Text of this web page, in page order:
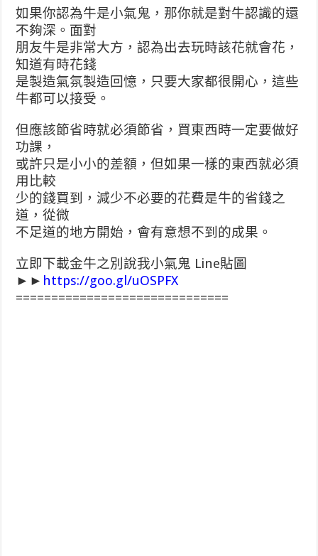
如果你認為牛是小氣鬼，那你就是對牛認識的還
不夠深。面對
朋友牛是非常大方，認為出去玩時該花就會花，
知道有時花錢
是製造氣氛製造回憶，只要大家都很開心，這些
牛都可以接受。
但應該節省時就必須節省，買東西時一定要做好
功課，
或許只是小小的差額，但如果一樣的東西就必須
用比較
少的錢買到，減少不必要的花費是牛的省錢之
道，從微
不足道的地方開始，會有意想不到的成果。
立即下載金牛之別說我小氣鬼 Line貼圖
►► https://goo.gl/uOSPFX
==============================